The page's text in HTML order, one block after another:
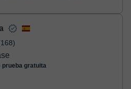
prueba gratuita